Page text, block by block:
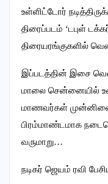
உள்ளிட்டோர்
திரைப்படம் ‘டபுள்
திரையரங்குகளில்
இப்படத்தின் இசை
மாலை சென்னையில்
மாணவர்கள்
பிரம்மாண்டமாக
வருமாறு…
நடிகர் ஜெயம் ரவி